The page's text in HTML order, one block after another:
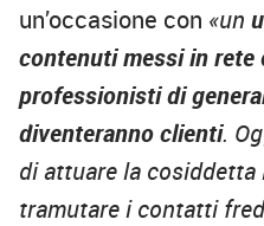
un’occasione con «un
contenuti messi in rete
professionisti di
diventeranno clienti.
di attuare la cosiddetta
tramutare i contatti